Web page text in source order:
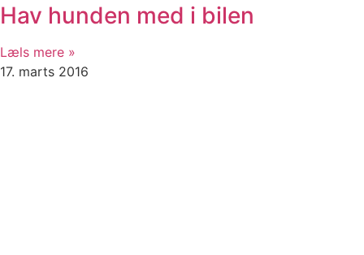
Hav hunden med i bilen
Læls mere »
17. marts 2016